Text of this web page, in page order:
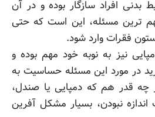
بدنی افراد سازگار بوده و در آن
ترین مسئله، این است که حتی
فقرات وارد شود.
نیز به نوبه خود مهم بوده و
در مورد این مسئله حساسیت به
قدر هم که دمپایی یا صندل،
نبودن، بسیار مشکل آفرین